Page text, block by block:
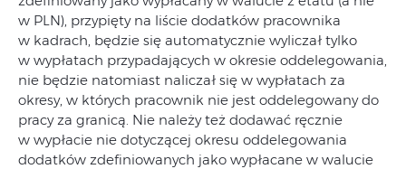
w PLN), przypięty na liście dodatków pracownika
w kadrach, będzie się automatycznie wyliczał tylko
w wypłatach przypadających w okresie oddelegowania,
nie będzie natomiast naliczał się w wypłatach za
okresy, w których pracownik nie jest oddelegowany do
pracy za granicą. Nie należy też dodawać ręcznie
w wypłacie nie dotyczącej okresu oddelegowania
dodatków zdefiniowanych jako wypłacane w walucie